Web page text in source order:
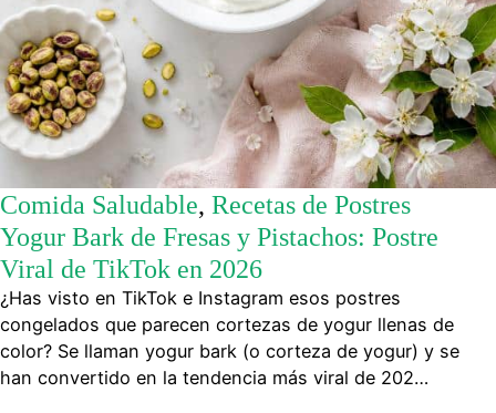
Comida Saludable, Recetas de Postres
Yogur Bark de Fresas y Pistachos: Postre
Viral de TikTok en 2026
¿Has visto en TikTok e Instagram esos postres
congelados que parecen cortezas de yogur llenas de
color? Se llaman yogur bark (o corteza de yogur) y se
han convertido en la tendencia más viral de 202…